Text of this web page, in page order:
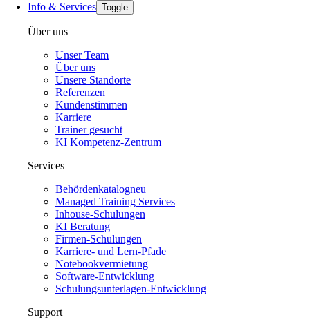
Info & Services Toggle
Über uns
Unser Team
Über uns
Unsere Standorte
Referenzen
Kundenstimmen
Karriere
Trainer gesucht
KI Kompetenz-Zentrum
Services
Behördenkatalogneu
Managed Training Services
Inhouse-Schulungen
KI Beratung
Firmen-Schulungen
Karriere- und Lern-Pfade
Notebookvermietung
Software-Entwicklung
Schulungsunterlagen-Entwicklung
Support